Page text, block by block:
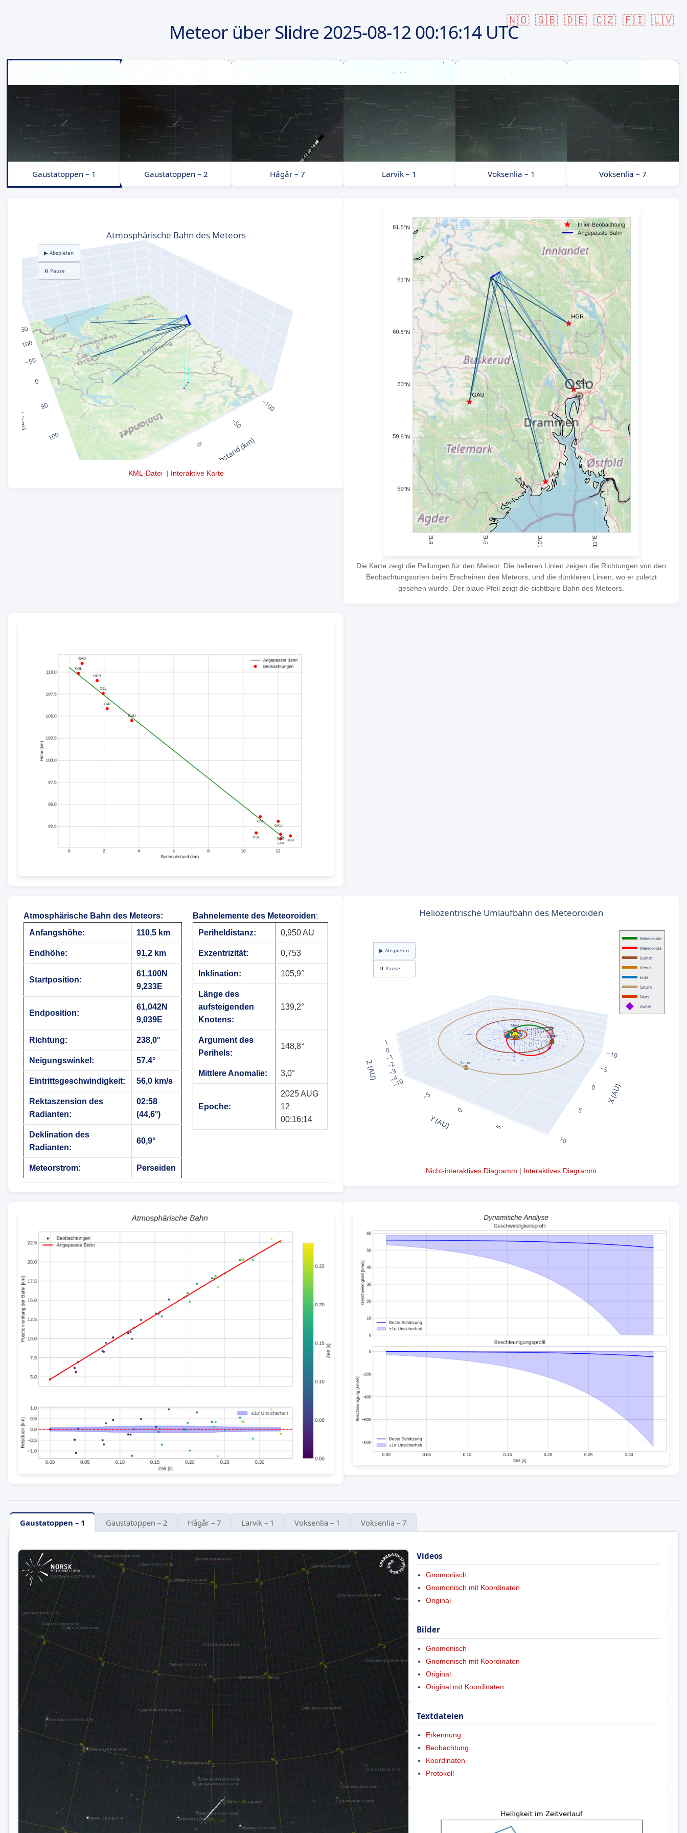
🇳🇴 🇬🇧 🇩🇪 🇨🇿 🇫🇮 🇱🇻
Meteor über Slidre 2025-08-1200:16:14 UTC
Gaustatoppen – 1 Gaustatoppen – 2 Hågår – 7 Larvik – 1 Voksenlia – 1 Voksenlia – 7
KML-Datei| Interaktive Karte
Die Karte zeigt die Peilungen für den Meteor. Die helleren Linien zeigen die Richtungen von den
Beobachtungsorten beim Erscheinen des Meteors, und die dunkleren Linien, wo er zuletzt
gesehen wurde. Der blaue Pfeil zeigt die sichtbare Bahn des Meteors.
Atmosphärische Bahn des Meteors:
Anfangshöhe:
110,5 km
Endhöhe: 91,2 km
Startposition:
61,100N
9,233E
Endposition:
61,042N
9,039E
Richtung: 238,0°
Neigungswinkel: 57,4°
Eintrittsgeschwindigkeit: 56,0 km/s
Rektaszension des
Radianten:
02:58
(44,6°)
Deklination des
Radianten:
60,9°
Meteorstrom: Perseiden
Bahnelemente des Meteoroiden:
Periheldistanz:
0,950 AU
Exzentrizität: 0,753
Inklination: 105,9°
Länge des
aufsteigenden
Knotens:
139,2°
Argument des
Perihels:
148,8°
Mittlere Anomalie: 3,0°
Epoche:
2025 AUG
12
00:16:14
Nicht-interaktives Diagramm | Interaktives Diagramm
Gaustatoppen – 1 Gaustatoppen – 2 Hågår – 7 Larvik – 1 Voksenlia – 1 Voksenlia – 7
Videos
Gnomonisch
Gnomonisch mit Koordinaten
Original
Bilder
Gnomonisch
Gnomonisch mit Koordinaten
Original
Original mit Koordinaten
Textdateien
Erkennung
Beobachtung
Koordinaten
Protokoll